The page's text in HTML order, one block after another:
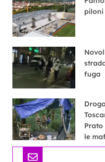
piloni
fuga
Prato
le